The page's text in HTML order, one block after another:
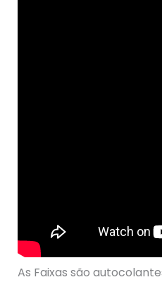
As Faixas são